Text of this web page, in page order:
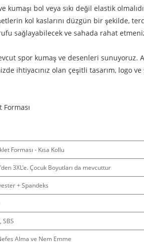
bol veya sıkı değil elastik
kol kaslarını düzgün bir şekilde,
sağlayabilecek ve sahada rahat
spor kumaş ve desenleri sunuyoruz.
ihtiyacınız olan çeşitli tasarım, logo
Forması - Kısa Kollu
3XL'e. Çocuk Boyutları da mevcuttur
+ Spandeks
SBS
Alma ve Nem Emme